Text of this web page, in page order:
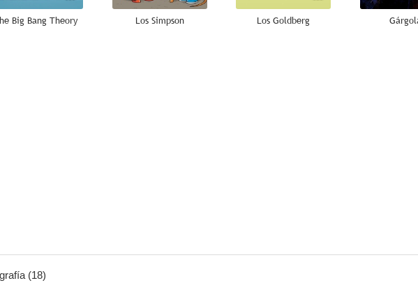
Big Bang Theory Los Simpson Los Goldberg
(18)